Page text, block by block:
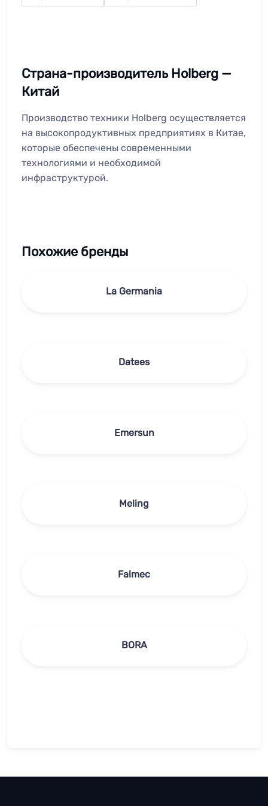
Страна-производитель Holberg —
Китай
Производство техники Holberg осуществляется
на высокопродуктивных предприятиях в Китае,
которые обеспечены современными
технологиями и необходимой
инфраструктурой.
Похожие бренды
La Germania
Datees
Emersun
Meling
Falmec
BORA